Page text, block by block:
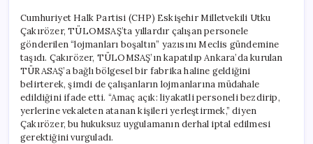
Cumhuriyet Halk Partisi (CHP) Eskişehir Milletvekili Utku
Çakırözer, TÜLOMSAŞ’ta yıllardır çalışan personele
gönderilen “lojmanları boşaltın” yazısını Meclis gündemine
taşıdı. Çakırözer, TÜLOMSAŞ’ın kapatılıp Ankara’da kurulan
TÜRASAŞ’a bağlı bölgesel bir fabrika haline geldiğini
belirterek, şimdi de çalışanların lojmanlarına müdahale
edildiğini ifade etti. “Amaç açık: liyakatli personeli bezdirip,
yerlerine vekaleten atanan kişileri yerleştirmek,” diyen
Çakırözer, bu hukuksuz uygulamanın derhal iptal edilmesi
gerektiğini vurguladı.